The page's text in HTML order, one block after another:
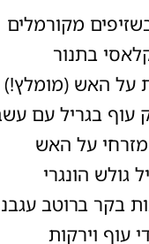
מקורמלים
בתנור
על האש (מומלץ!)
עוף בגריל עם
על האש
גולש הונגרי
בקר ברוטב
עוף וירקות